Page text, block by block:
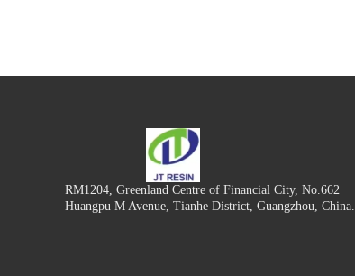
RM1204, Greenland Centre of Financial City, No.662
Huangpu M Avenue, Tianhe District, Guangzhou, China.